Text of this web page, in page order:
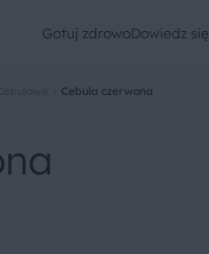
Gotuj zdrowoDowiedz się
Cebula czerwona